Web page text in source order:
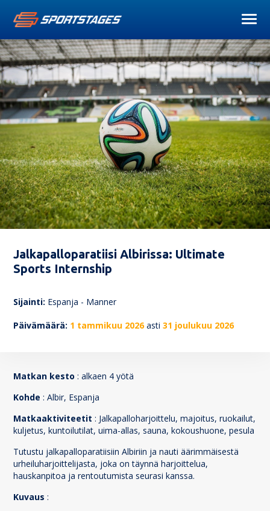
Jalkapalloparatiisi Albirissa: Ultimate
Sports Internship
Sijainti: Espanja - Manner
Päivämäärä: 1 tammikuu 2026asti31 joulukuu 2026
Matkan kesto : alkaen 4 yötä
Kohde : Albir, Espanja
Matkaaktiviteetit : Jalkapalloharjoittelu, majoitus, ruokailut,
kuljetus, kuntoilutilat, uima-allas, sauna, kokoushuone, pesula
Tutustu jalkapalloparatiisiin Albiriin ja nauti äärimmäisestä
urheiluharjoittelijasta, joka on täynnä harjoittelua,
hauskanpitoa ja rentoutumista seurasi kanssa.
Kuvaus :